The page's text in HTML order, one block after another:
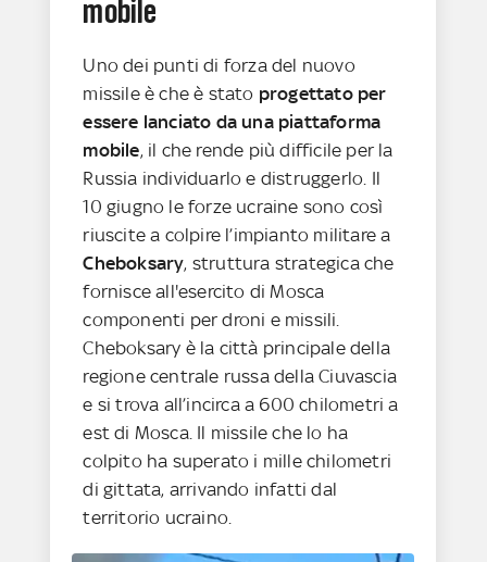
mobile
Uno dei punti di forza del nuovo
missile è che è stato progettato per
essere lanciato da una piattaforma
mobile, il che rende più difficile per la
Russia individuarlo e distruggerlo. Il
10 giugno le forze ucraine sono così
riuscite a colpire l’impianto militare a
Cheboksary, struttura strategica che
fornisce all'esercito di Mosca
componenti per droni e missili.
Cheboksary è la città principale della
regione centrale russa della Ciuvascia
e si trova all’incirca a 600 chilometri a
est di Mosca. Il missile che lo ha
colpito ha superato i mille chilometri
di gittata, arrivando infatti dal
territorio ucraino.